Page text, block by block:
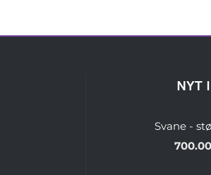
NYT
Svane -
700.00